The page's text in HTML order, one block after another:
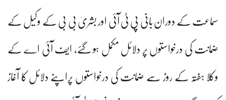
سماعت کے دوران بانی پی ٹی آئی اور بشریٰ بی بی کے وکیل کے
ضمانت کی درخواستوں پر دلائل مکمل ہو گئے، ایف آئی اے کے
وکلا ہفتہ کے روز سے ضمانت کی درخواستوں پراپنے دلائل کا آغاز